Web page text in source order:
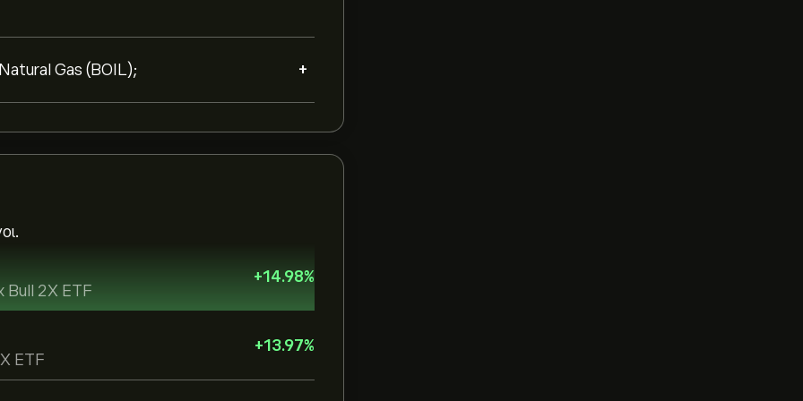
Gas (BOIL); +
Bull 2X ETF
+14.98%
ETF
+13.97%